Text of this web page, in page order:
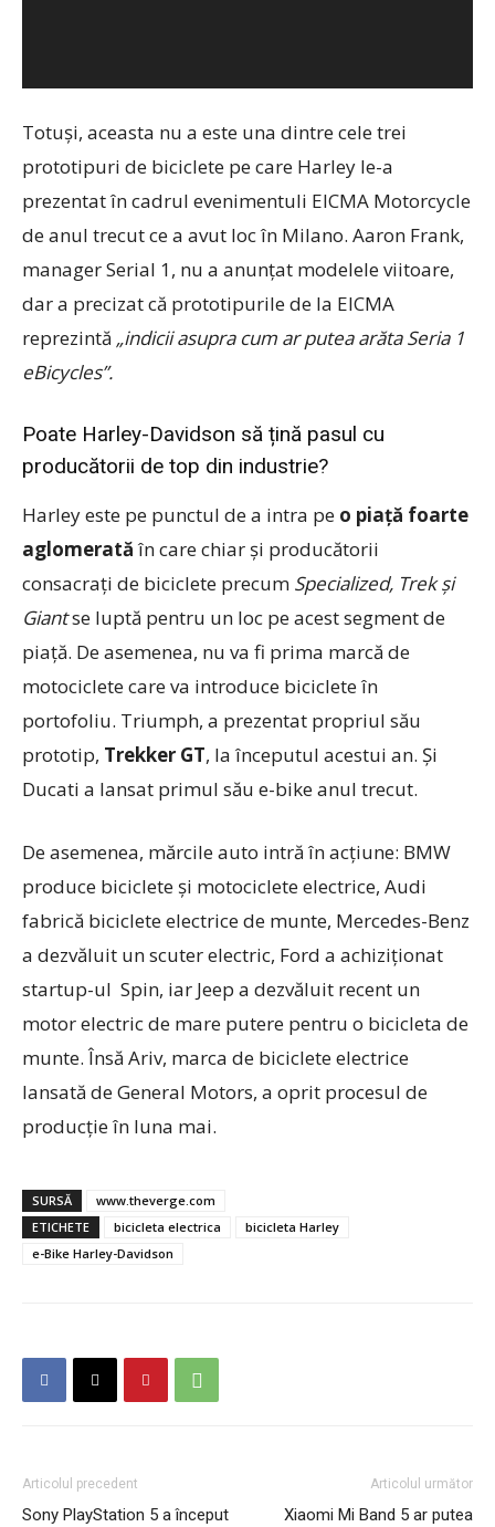
Totuși, aceasta nu a este una dintre cele trei
prototipuri de biciclete pe care Harley le-a
prezentat în cadrul evenimentuli EICMA Motorcycle
de anul trecut ce a avut loc în Milano. Aaron Frank,
manager Serial 1, nu a anunțat modelele viitoare,
dar a precizat că prototipurile de la EICMA
reprezintă „indicii asupra cum ar putea arăta Seria 1
eBicycles”.
Poate Harley-Davidson să țină pasul cu
producătorii de top din industrie?
Harley este pe punctul de a intra pe o piață foarte
aglomerată în care chiar și producătorii
consacrați de biciclete precum Specialized, Trek și
Giantse luptă pentru un loc pe acest segment de
piață. De asemenea, nu va fi prima marcă de
motociclete care va introduce biciclete în
portofoliu. Triumph, a prezentat propriul său
prototip, Trekker GT, la începutul acestui an. Și
Ducati a lansat primul său e-bike anul trecut.
De asemenea, mărcile auto intră în acțiune: BMW
produce biciclete și motociclete electrice, Audi
fabrică biciclete electrice de munte, Mercedes-Benz
a dezvăluit un scuter electric, Ford a achiziționat
startup-ul Spin, iar Jeep a dezvăluit recent un
motor electric de mare putere pentru o bicicleta de
munte. Însă Ariv, marca de biciclete electrice
lansată de General Motors, a oprit procesul de
producție în luna mai.
SURSĂ
www.theverge.com
ETICHETE
bicicleta electrica
bicicleta Harley
e-Bike Harley-Davidson
Articolul precedent
Sony PlayStation 5 a început
Articolul următor
Xiaomi Mi Band 5 ar putea